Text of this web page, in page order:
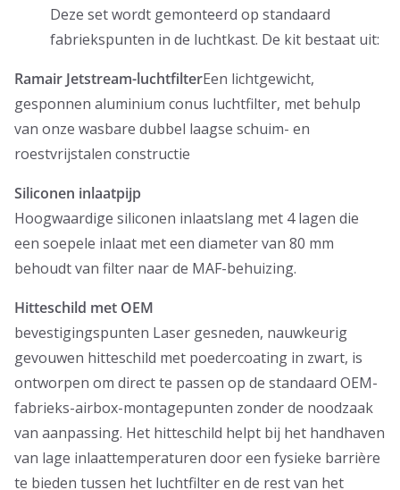
Deze set wordt gemonteerd op standaard
fabriekspunten in de luchtkast. De kit bestaat uit:
Ramair Jetstream-luchtfilterEen lichtgewicht,
gesponnen aluminium conus luchtfilter, met behulp
van onze wasbare dubbel laagse schuim- en
roestvrijstalen constructie
Siliconen inlaatpijp
Hoogwaardige siliconen inlaatslang met 4 lagen die
een soepele inlaat met een diameter van 80 mm
behoudt van filter naar de MAF-behuizing.
Hitteschild met OEM
bevestigingspunten Laser gesneden, nauwkeurig
gevouwen hitteschild met poedercoating in zwart, is
ontworpen om direct te passen op de standaard OEM-
fabrieks-airbox-montagepunten zonder de noodzaak
van aanpassing. Het hitteschild helpt bij het handhaven
van lage inlaattemperaturen door een fysieke barrière
te bieden tussen het luchtfilter en de rest van het